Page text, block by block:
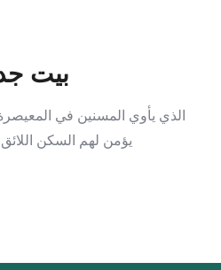
بيت
الذي يأوي المسنين في المعيصرة.
يؤمن لهم السكن